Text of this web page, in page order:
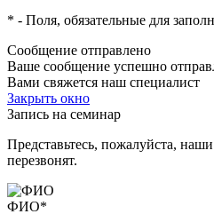
* - Поля, обязательные для
Сообщение отправлено
Ваше сообщение успешно
Вами свяжется наш специалист
Закрыть окно
Запись на семинар
Представьтесь, пожалуйста,
перезвонят.
ФИО*